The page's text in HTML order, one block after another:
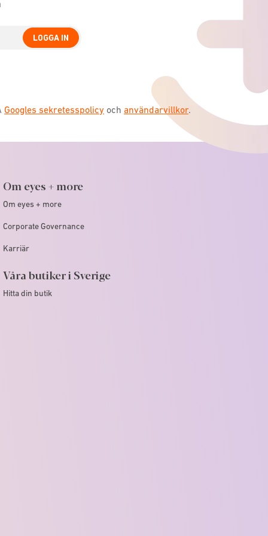
LOGGA IN
Googles sekretesspolicy och användarvillkor.
Om eyes + more
Om eyes + more
Corporate Governance
Karriär
Våra butiker i Sverige
Hitta din butik